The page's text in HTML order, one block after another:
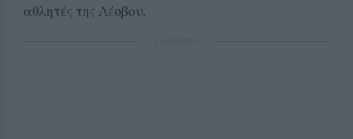
αθλητές της Λέσβου.